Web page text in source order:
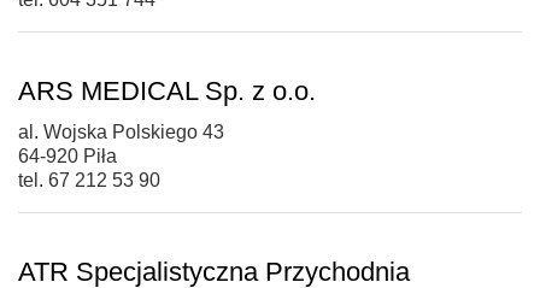
ARS MEDICAL Sp. z o.o.
al. Wojska Polskiego 43
64-920 Piła
tel. 67 212 53 90
ATR Specjalistyczna Przychodnia